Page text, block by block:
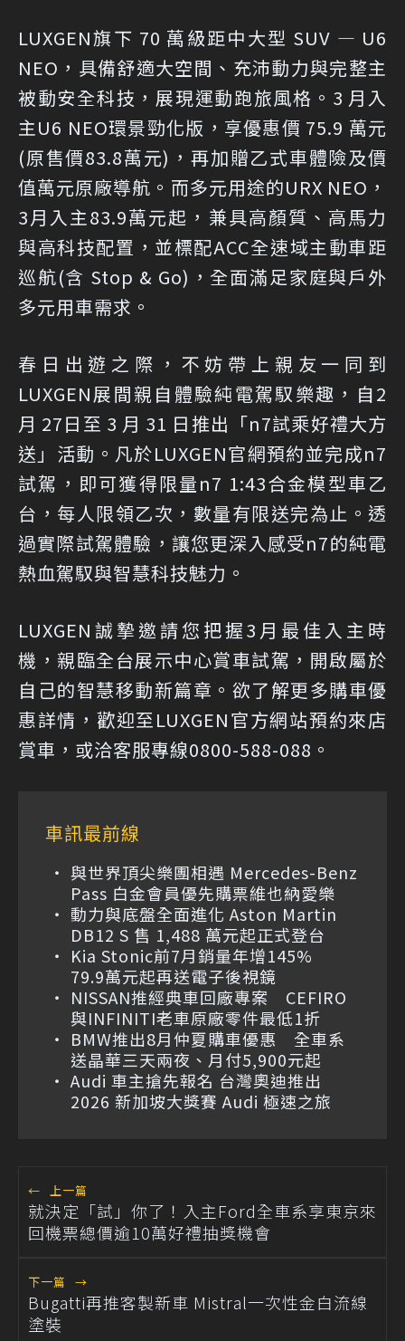
LUXGEN旗下 70 萬級距中大型 SUV — U6
NEO，具備舒適大空間、充沛動力與完整主
被動安全科技，展現運動跑旅風格。3 月入
主U6 NEO環景勁化版，享優惠價 75.9 萬元
(原售價83.8萬元)，再加贈乙式車體險及價
值萬元原廠導航。而多元用途的URX NEO，
3月入主83.9萬元起，兼具高顏質、高馬力
與高科技配置，並標配ACC全速域主動車距
巡航(含 Stop & Go)，全面滿足家庭與戶外
多元用車需求。
春日出遊之際，不妨帶上親友一同到
LUXGEN展間親自體驗純電駕馭樂趣，自2
月 27日至 3 月 31 日推出「n7試乘好禮大方
送」活動。凡於LUXGEN官網預約並完成n7
試駕，即可獲得限量n7 1:43合金模型車乙
台，每人限領乙次，數量有限送完為止。透
過實際試駕體驗，讓您更深入感受n7的純電
熱血駕馭與智慧科技魅力。
LUXGEN誠摯邀請您把握3月最佳入主時
機，親臨全台展示中心賞車試駕，開啟屬於
自己的智慧移動新篇章。欲了解更多購車優
惠詳情，歡迎至LUXGEN官方網站預約來店
賞車，或洽客服專線0800-588-088。
車訊最前線
與世界頂尖樂團相遇 Mercedes-Benz
Pass 白金會員優先購票維也納愛樂
動力與底盤全面進化 Aston Martin
DB12 S 售 1,488 萬元起正式登台
Kia Stonic前7月銷量年增145%
79.9萬元起再送電子後視鏡
NISSAN推經典車回廠專案 CEFIRO
與INFINITI老車原廠零件最低1折
BMW推出8月仲夏購車優惠 全車系
送晶華三天兩夜、月付5,900元起
Audi 車主搶先報名 台灣奧迪推出
2026 新加坡大獎賽 Audi 極速之旅
← 上一篇
就決定「試」你了！入主Ford全車系享東京來
回機票總價逾10萬好禮抽獎機會
下一篇 →
Bugatti再推客製新車 Mistral一次性金白流線
塗裝